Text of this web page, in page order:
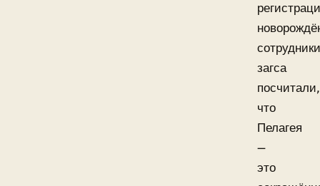
сотрудники
загса
посчитали,
что
Пелагея
—
это